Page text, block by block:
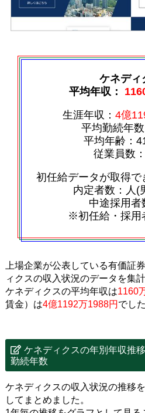
ケネディ
平均年収：
生涯年収： 4億
平均勤続年
平均年齢：
従業員数
初任給データが取得で
内定者数：人(
中途採用者
※初任給・採用
上場企業が公表している有価証
ィクスの収入状況のデータを集計
ケネディクスの平均年収は1160
賃金）は4億1192万1988円 でした
ケネディクスの年別年収推
勤続年数
ケネディクスの収入状況の推移
してまとめました。